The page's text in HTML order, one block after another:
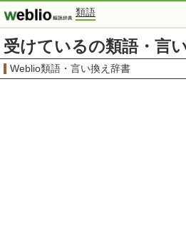
類語
受けているの類語・言
Weblio類語・言い換え辞書